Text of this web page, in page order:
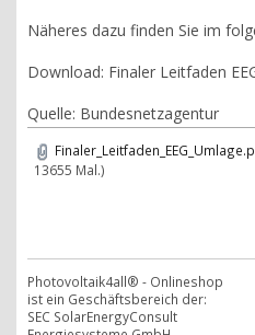
Näheres dazu finden Sie im
Download: Finaler Leitfaden
Quelle: Bundesnetzagentur
13655 Mal.)
Photovoltaik4all® - Onlineshop
ist ein Geschäftsbereich der:
SEC SolarEnergyConsult